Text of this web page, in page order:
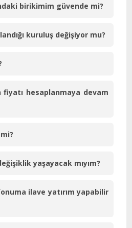
birikimim güvende mi?
kuruluş değişiyor mu?
fiyatı hesaplanmaya devam
yaşayacak mıyım?
ilave yatırım yapabilir